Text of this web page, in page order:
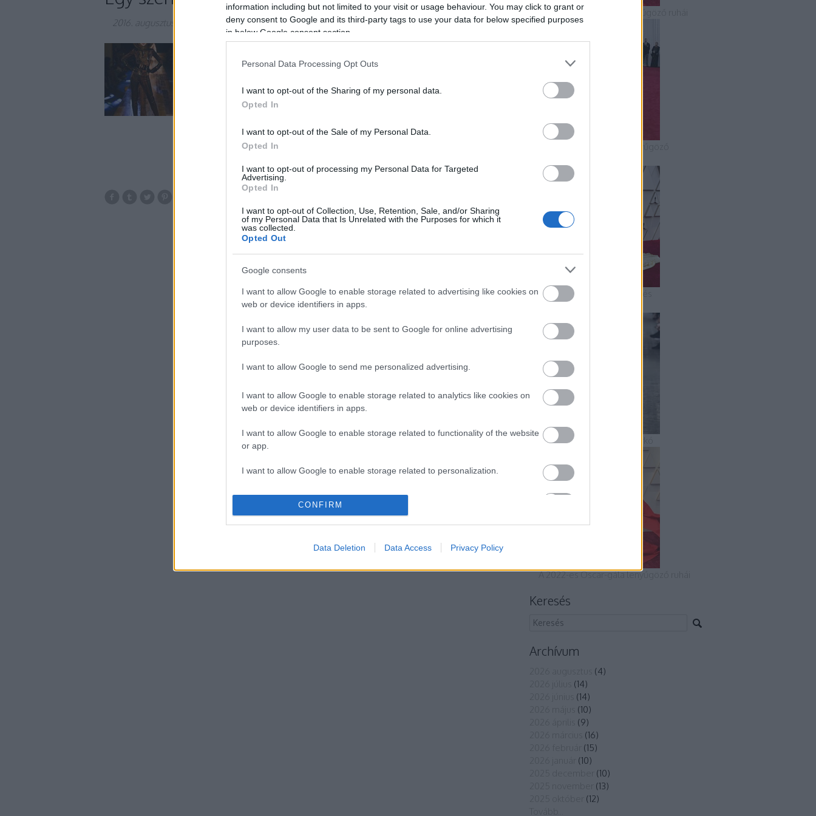
information including but not limited to your visit or usage behaviour. You may click to grant or
deny consent to Google and its third-party tags to use your data for below specified purposes
in below Google consent section.
Personal Data Processing Opt Outs
I want to opt-out of the Sharing of my personal data.
Opted In
I want to opt-out of the Sale of my Personal Data.
Opted In
I want to opt-out of processing my Personal Data for Targeted
Advertising.
Opted In
I want to opt-out of Collection, Use, Retention, Sale, and/or Sharing
of my Personal Data that Is Unrelated with the Purposes for which it
was collected.
Opted Out
Google consents
I want to allow Google to enable storage related to advertising like cookies on
web or device identifiers in apps.
I want to allow my user data to be sent to Google for online advertising
purposes.
I want to allow Google to send me personalized advertising.
I want to allow Google to enable storage related to analytics like cookies on
web or device identifiers in apps.
I want to allow Google to enable storage related to functionality of the website
or app.
I want to allow Google to enable storage related to personalization.
I want to allow Google to enable storage related to security, including
CONFIRM
Data Deletion Data Access Privacy Policy
2016. augusztus 30. gaborszakacs
megalkotásakor Jean Paul Gaultier-t. A francia tervező 2016-os couture
figyelemfelkeltő és polgárpukkasztó sorozaton keresztül.
francia
inspiráció designer kollekció couture women
Párizs Jean Paul Gaultier JPG
A 2018-as Oscar-gála lenyűgöző ruhái
A 2019-es Oscar-gála mesés
15 szupermenő strandszerkó
A 2022-es Oscar-gála lenyűgöző ruhái
Keresés
Archívum
(4)
(14)
(14)
(10)
(9)
(16)
(15)
(10)
(10)
(13)
(12)